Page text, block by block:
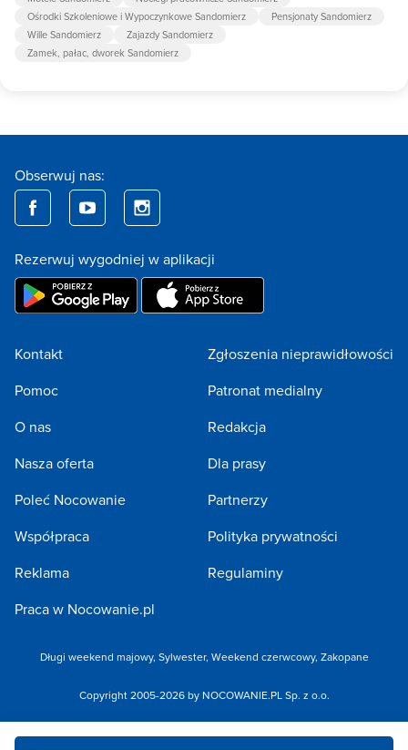
Ośrodki Szkoleniowe i Wypoczynkowe Sandomierz
Pensjonaty Sandomierz
Wille Sandomierz
Zajazdy Sandomierz
Zamek, pałac, dworek Sandomierz
Obserwuj nas:
Rezerwuj wygodniej w aplikacji
Kontakt
Pomoc
O nas
Nasza oferta
Poleć Nocowanie
Współpraca
Reklama
Praca w Nocowanie.pl
Zgłoszenia nieprawidłowości
Patronat medialny
Redakcja
Dla prasy
Partnerzy
Polityka prywatności
Regulaminy
Długi weekend majowy, Sylwester, Weekend czerwcowy, Zakopane
Copyright 2005-2026 by NOCOWANIE.PL Sp. z o.o.